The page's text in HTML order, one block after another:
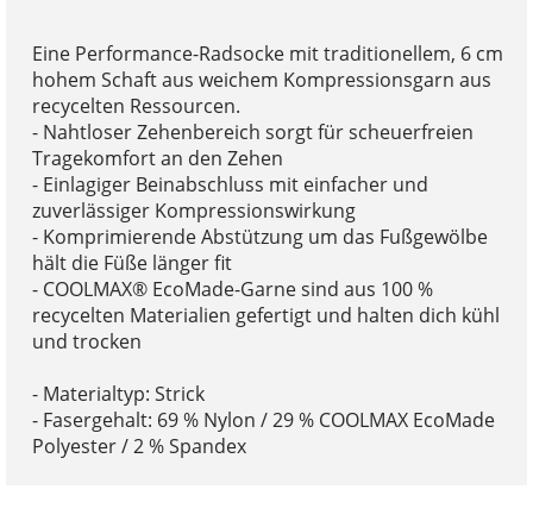
Eine Performance-Radsocke mit traditionellem, 6 cm
hohem Schaft aus weichem Kompressionsgarn aus
recycelten Ressourcen.
- Nahtloser Zehenbereich sorgt für scheuerfreien
Tragekomfort an den Zehen
- Einlagiger Beinabschluss mit einfacher und
zuverlässiger Kompressionswirkung
- Komprimierende Abstützung um das Fußgewölbe
hält die Füße länger fit
- COOLMAX® EcoMade-Garne sind aus 100 %
recycelten Materialien gefertigt und halten dich kühl
und trocken
- Materialtyp: Strick
- Fasergehalt: 69 % Nylon / 29 % COOLMAX EcoMade
Polyester / 2 % Spandex